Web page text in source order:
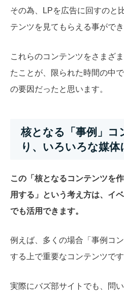
その為、LPを広告に回すのと
テンツを見てもらえる事ができ
これらのコンテンツをさまざ
たことが、限られた時間の中
の要因だったと思います。
核となる「事例」コ
り、いろいろな媒体
この「核となるコンテンツを
用する」という考え方は、イ
でも活用できます。
例えば、多くの場合「事例コ
する上で重要なコンテンツです
実際にバズ部サイトでも、問